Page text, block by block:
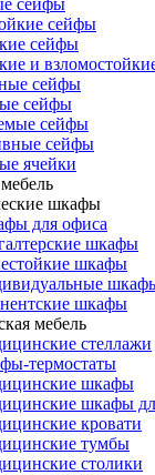
сейфы
сейфы
сейфы
и
сейфы
сейфы
сейфы
сейфы
ячейки
шкафы
для офиса
шкафы
шкафы
шкафы
мебель
стеллажи
термостаты
шкафы
шкафы
кровати
тумбы
столики